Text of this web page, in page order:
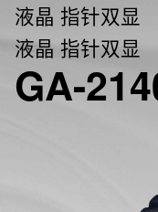
液晶 指针双显
液晶 指针双显
GA-